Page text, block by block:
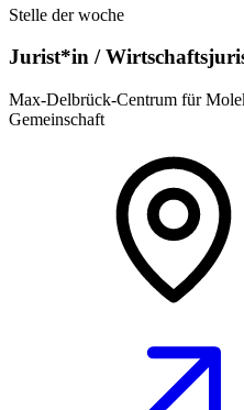
Stelle der woche
Jurist*in /
Max-Delbrück-Centrum für
Gemeinschaft